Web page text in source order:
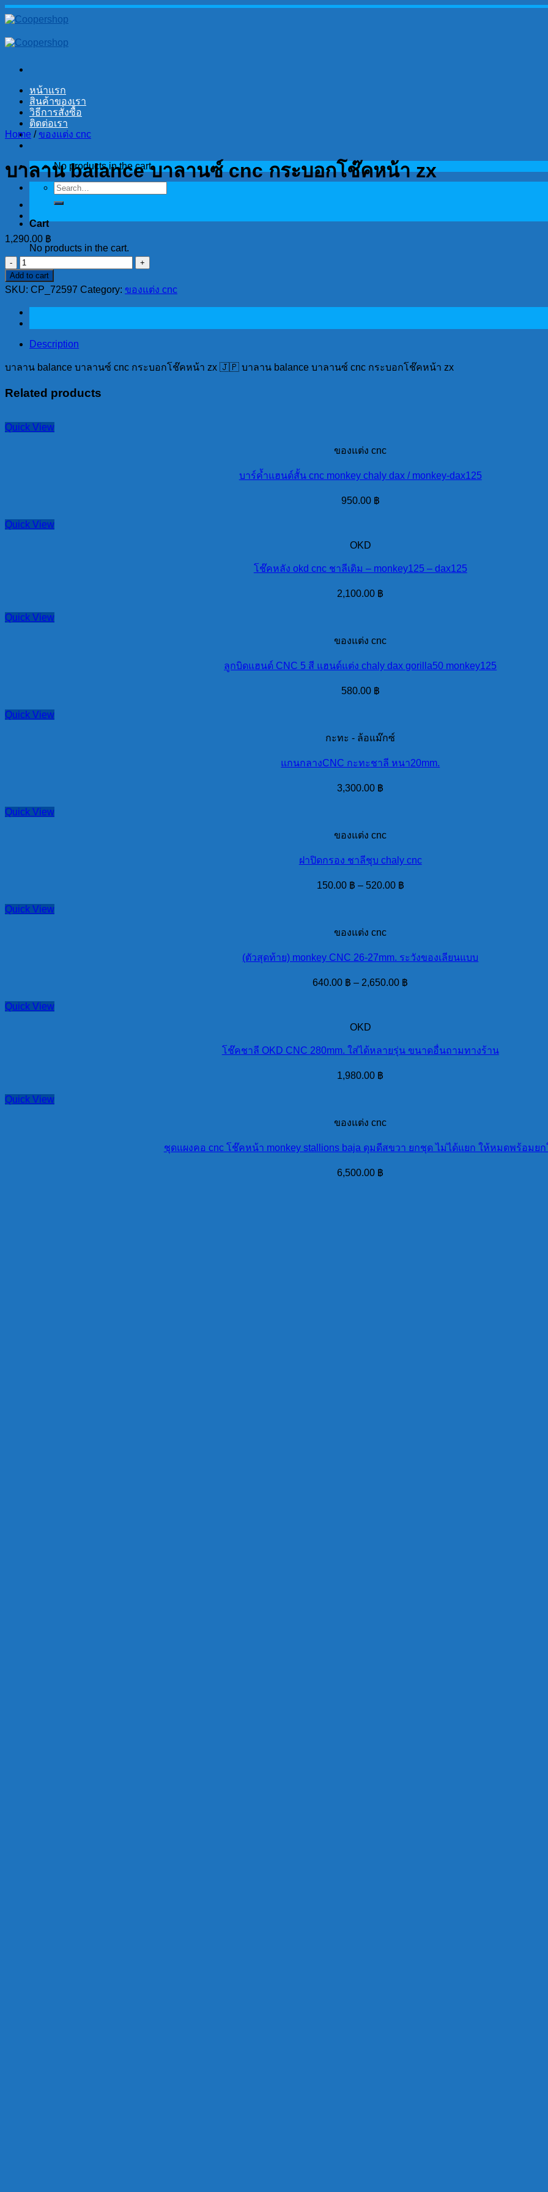
Skip
to
หน้าแรก
สินค้าของเรา
วิธีการสั่งซื้อ
ติดต่อเรา
No products in the cart.
Search
for:
Cart
No products in the cart.
Home / ของแต่ง cnc
บาลาน balance บาลานซ์ cnc กระบอกโช๊คหน้า zx
1,290.00 ฿
บา
ลาน
balance
บาลานซ์
cnc
กระ
บอก
น้า
Add to cart
SKU: CP_72597 Category: ของแต่ง cnc
Description
บาลาน balance บาลานซ์ cnc กระบอกโช๊คหน้า zx 🇯🇵 บาลาน balance บาลานซ์ cnc กระบอกโช๊คหน้า zx
Related products
Quick View
ของแต่ง cnc
บาร์ค้ำแฮนด์สั้น cnc monkey chaly dax / monkey-dax125
950.00 ฿
Quick View
OKD
โช๊คหลัง okd cnc ชาลีเดิม – monkey125 – dax125
2,100.00 ฿
Quick View
ของแต่ง cnc
ลูกบิดแฮนด์ CNC 5 สี แฮนด์แต่ง chaly dax gorilla50 monkey125
580.00 ฿
Quick View
กะทะ - ล้อแม๊กซ์
แกนกลางCNC กะทะชาลี หนา20mm.
3,300.00 ฿
Quick View
ของแต่ง cnc
ฝาปิดกรอง ชาลีชุบ chaly cnc
150.00 ฿ – 520.00 ฿
Quick View
ของแต่ง cnc
(ตัวสุดท้าย) monkey CNC 26-27mm. ระวังของเลียนแบบ
640.00 ฿ – 2,650.00 ฿
Quick View
OKD
โช๊คชาลี OKD CNC 280mm. ใส่ได้หลายรุ่น ขนาดอื่นถามทางร้าน
1,980.00 ฿
Quick View
ของแต่ง cnc
ชุดแผงคอ cnc โช๊คหน้า monkey stallions baja ดุมดีสขวา ยกชุด ไม่ได้แยก ให้หมดพร้อมยก
6,500.00 ฿